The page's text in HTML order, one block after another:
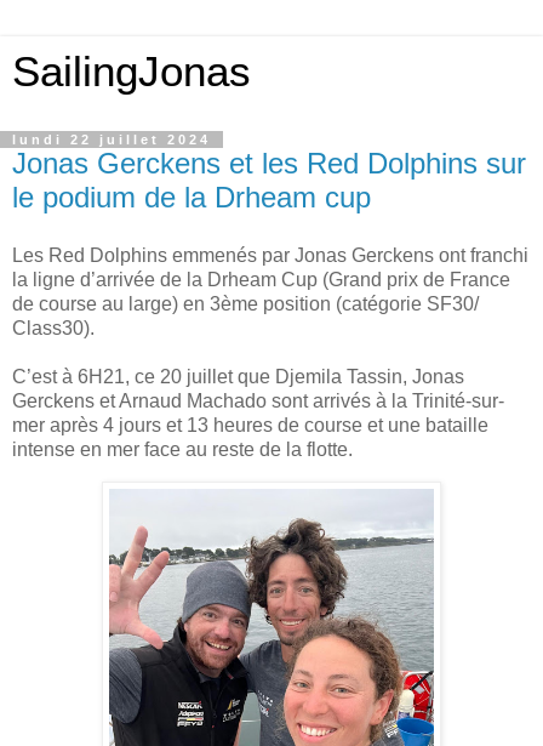
SailingJonas
lundi 22 juillet 2024
Jonas Gerckens et les Red Dolphins sur
le podium de la Drheam cup
Les Red Dolphins emmenés par Jonas Gerckens ont franchi
la ligne d’arrivée de la Drheam Cup (Grand prix de France
de course au large) en 3ème position (catégorie SF30/
Class30).
C’est à 6H21, ce 20 juillet que Djemila Tassin, Jonas
Gerckens et Arnaud Machado sont arrivés à la Trinité-sur-
mer après 4 jours et 13 heures de course et une bataille
intense en mer face au reste de la flotte.